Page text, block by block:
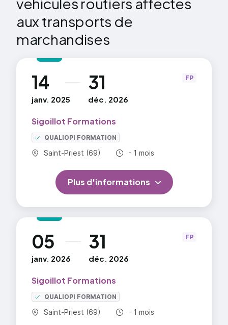
conduite des véhicules du transport routier de
marchandises.
Thème 1 : Perfectionnement à la conduite
Thème 2 : application des réglementations
Thème 3 : Santé, sécurité routière et sécurité
environnementale
Thème 4 : Service, logistique
aux transports de
marchandises
14
janv. 2025
au 31
déc. 2026
Sigoillot Formations
QUALIOPI FORMATION
Commune :
Saint-Priest (69) Durée totale :
- 1 mois
FP
Plus d'informations
05
janv. 2026
au 31
déc. 2026
Sigoillot Formations
QUALIOPI FORMATION
Commune :
Saint-Priest (69) Durée totale :
- 1 mois
FP